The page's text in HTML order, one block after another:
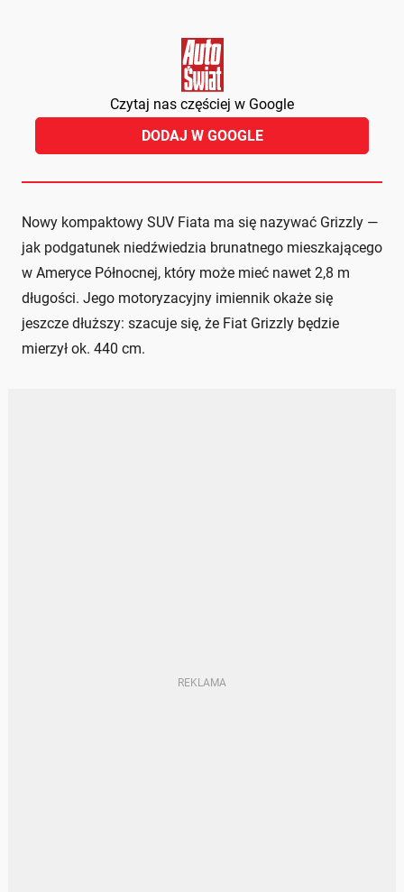
Czytaj nas częściej w Google
DODAJ W GOOGLE
Nowy kompaktowy SUV Fiata ma się nazywać Grizzly —
jak podgatunek niedźwiedzia brunatnego mieszkającego
w Ameryce Północnej, który może mieć nawet 2,8 m
długości. Jego motoryzacyjny imiennik okaże się
jeszcze dłuższy: szacuje się, że Fiat Grizzly będzie
mierzył ok. 440 cm.